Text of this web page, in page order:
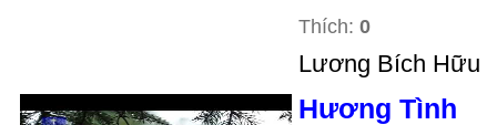
Thích: 0
Lương Bích Hữu
Hương Tình